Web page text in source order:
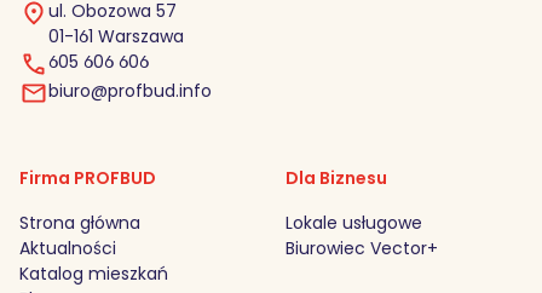
ul. Obozowa 57
01-161 Warszawa
605 606 606
biuro@profbud.info
Firma PROFBUD
Strona główna
Aktualności
Katalog mieszkań
Dla Biznesu
Lokale usługowe
Biurowiec Vector+